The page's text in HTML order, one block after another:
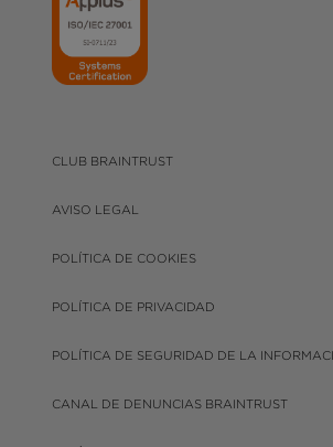
CLUB BRAINTRUST
AVISO LEGAL
POLÍTICA DE COOKIES
POLÍTICA DE PRIVACIDAD
POLÍTICA DE SEGURIDAD DE LA
CANAL DE DENUNCIAS BRAINTRUST